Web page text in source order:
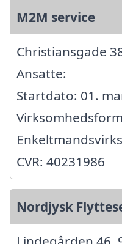
M2M service
Christiansgade
Ansatte:
Startdato: 01.
CVR: 40231986
Nordjysk